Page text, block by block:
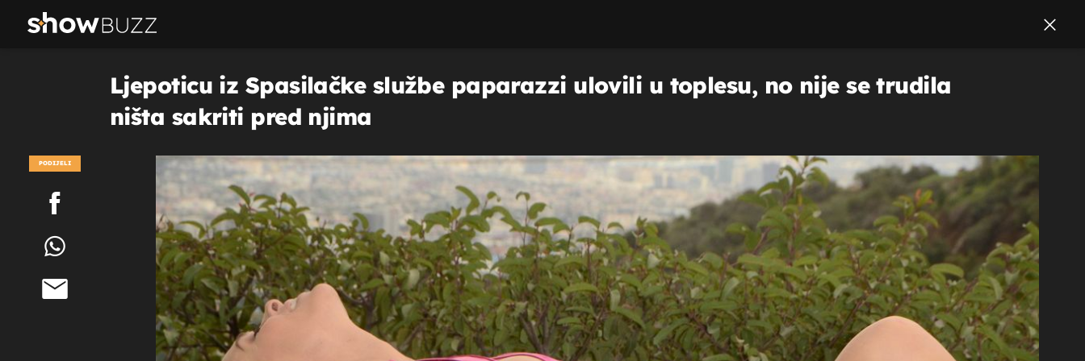
Ljepoticu iz Spasilačke službe paparazzi ulovili u toplesu, no nije se trudila
ništa sakriti pred njima
PODIJELI
POGLEDAJ